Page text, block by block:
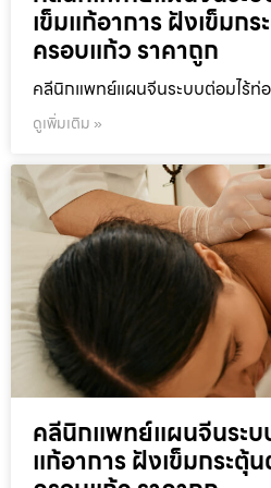
เข็มแก้อาการ ฝังเข็มก
ครอบแก้ว ราคาถูก
คลีนิกแพทย์แผนจีนระบบต่อมไร้ท่
ดูเพิ่มเติม »
คลีนิกแพทย์แผนจีนระบ
แก้อาการ ฝังเข็มกระตุ้